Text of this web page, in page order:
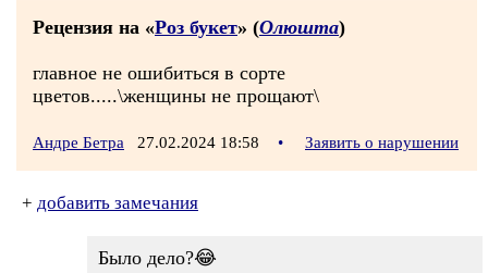
Рецензия на «Роз букет» (Олюшта)
главное не ошибиться в сорте
цветов.....\женщины не прощают\
Андре Бетра 27.02.2024 18:58 • Заявить о нарушении
+ добавить замечания
Было дело?😂